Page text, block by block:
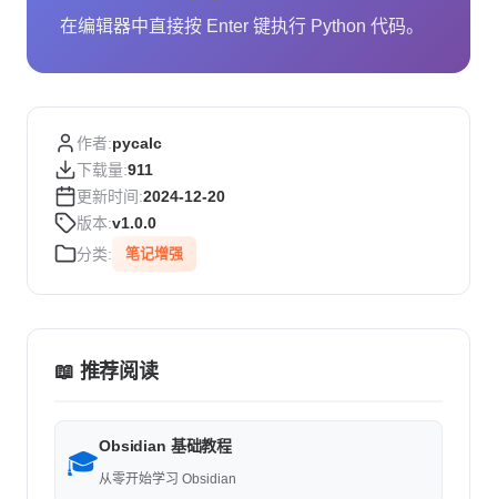
在编辑器中直接按 Enter 键执行 Python 代码。
作者:pycalc
下载量:911
更新时间:2024-12-20
版本:v1.0.0
分类:
笔记增强
📖 推荐阅读
🎓
Obsidian 基础教程
从零开始学习 Obsidian